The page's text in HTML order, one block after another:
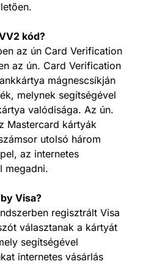
kód?
az ún Card Verification
az ún. Card Verification
mágnescsíkján
melynek segítségével
valódisága. Az ún.
Mastercard kártyák
utolsó három
az internetes
megadni.
Visa?
regisztrált Visa
választanak a kártyát
segítségével
internetes vásárlás